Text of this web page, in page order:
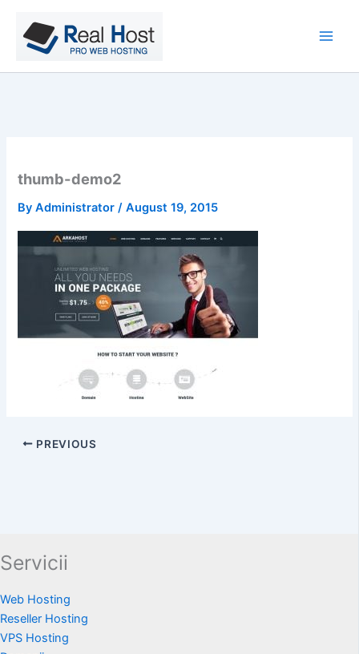
content
thumb-demo2
ByAdministrator/August 19, 2015
PREVIOUS
Servicii
Web Hosting
Reseller Hosting
VPS Hosting